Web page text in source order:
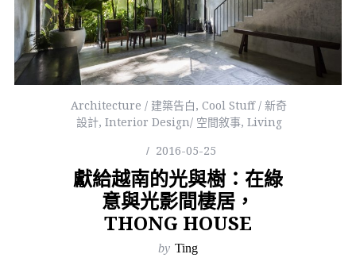
Architecture / 建築告白,Cool Stuff / 新奇
設計, Interior Design/ 空間敘事, Living
2016-05-25
獻給越南的光與樹：在綠
意與光影間棲居，
THONG HOUSE
by Ting